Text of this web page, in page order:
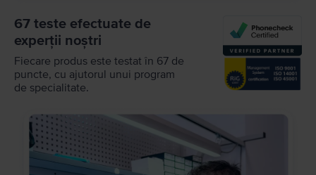
67 teste efectuate de
experții noștri
Fiecare produs este testat în 67 de
puncte, cu ajutorul unui program
de specialitate.